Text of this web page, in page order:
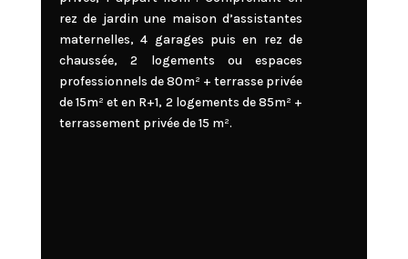
rez de jardin une maison d’assistantes
maternelles, 4 garages puis en rez de
chaussée, 2 logements ou espaces
professionnels de 80m² + terrasse privée
de 15m² et en R+1, 2 logements de 85m² +
terrassement privée de 15 m².